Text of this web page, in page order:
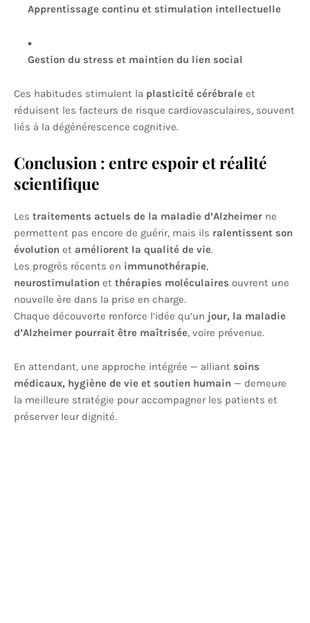
Apprentissage continu et stimulation intellectuelle
Gestion du stress et maintien du lien social
Ces habitudes stimulent la plasticité cérébrale et
réduisent les facteurs de risque cardiovasculaires, souvent
liés à la dégénérescence cognitive.
Conclusion : entre espoir et réalité
scientifique
Les traitements actuels de la maladie d’Alzheimer ne
permettent pas encore de guérir, mais ils ralentissent son
évolution et améliorent la qualité de vie.
Les progrès récents en immunothérapie,
neurostimulation et thérapies moléculaires ouvrent une
nouvelle ère dans la prise en charge.
Chaque découverte renforce l’idée qu’un jour, la maladie
d’Alzheimer pourrait être maîtrisée, voire prévenue.
En attendant, une approche intégrée — alliant soins
médicaux, hygiène de vie et soutien humain — demeure
la meilleure stratégie pour accompagner les patients et
préserver leur dignité.